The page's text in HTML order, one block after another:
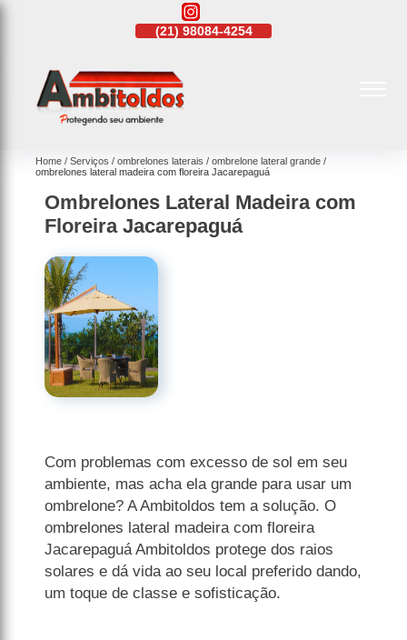
(21)98084-4254
Home Serviços ombrelones laterais
ombrelone lateral grande
ombrelones lateral madeira com floreira Jacarepaguá
Ombrelones Lateral Madeira com
Floreira Jacarepaguá
Com problemas com excesso de sol em seu
ambiente, mas acha ela grande para usar um
ombrelone? A Ambitoldos tem a solução. O
ombrelones lateral madeira com floreira
Jacarepaguá Ambitoldos protege dos raios
solares e dá vida ao seu local preferido dando,
um toque de classe e sofisticação.